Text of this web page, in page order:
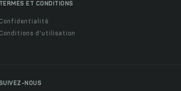
TERMES ET CONDITIONS
Confidentialité
Conditions d'utilisation
NOUS